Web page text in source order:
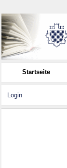
Startseite
Login